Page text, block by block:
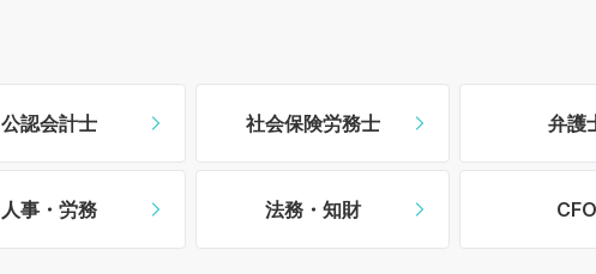
公認会計士 社会保険労務士 弁護
人事・労務 法務・知財 CFO